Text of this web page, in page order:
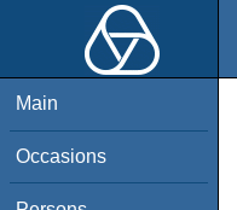
Main
Occasions